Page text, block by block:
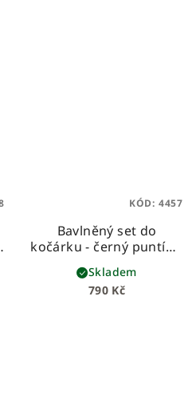
Bavlněný set do
kočárku - černý puntík s
béžovou vaflí
790 Kč
Skladem
KÓD: 4457